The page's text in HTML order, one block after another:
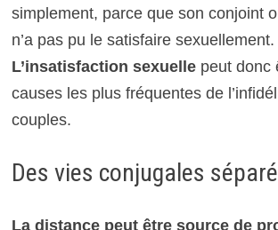
simplement, parce que son conjoint
n’a pas pu le satisfaire sexuellement.
L’insatisfaction sexuellepeut donc
causes les plus fréquentes de
couples.
Des vies conjugales
La distance peut être source de